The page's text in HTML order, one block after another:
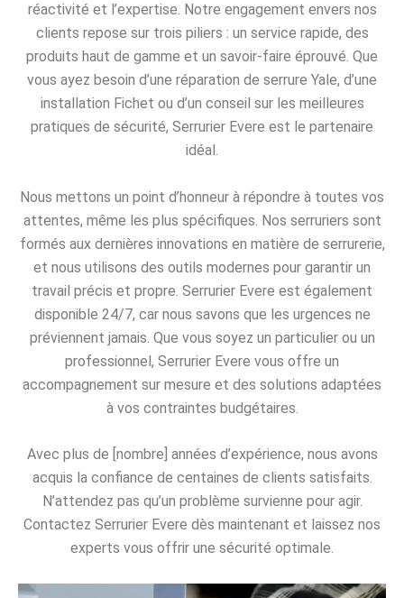
réactivité et l’expertise. Notre engagement envers nos
clients repose sur trois piliers : un service rapide, des
produits haut de gamme et un savoir-faire éprouvé. Que
vous ayez besoin d’une réparation de serrure Yale, d’une
installation Fichet ou d’un conseil sur les meilleures
pratiques de sécurité, Serrurier Evere est le partenaire
idéal.
Nous mettons un point d’honneur à répondre à toutes vos
attentes, même les plus spécifiques. Nos serruriers sont
formés aux dernières innovations en matière de serrurerie,
et nous utilisons des outils modernes pour garantir un
travail précis et propre. Serrurier Evere est également
disponible 24/7, car nous savons que les urgences ne
préviennent jamais. Que vous soyez un particulier ou un
professionnel, Serrurier Evere vous offre un
accompagnement sur mesure et des solutions adaptées
à vos contraintes budgétaires.
Avec plus de [nombre] années d’expérience, nous avons
acquis la confiance de centaines de clients satisfaits.
N’attendez pas qu’un problème survienne pour agir.
Contactez Serrurier Evere dès maintenant et laissez nos
experts vous offrir une sécurité optimale.